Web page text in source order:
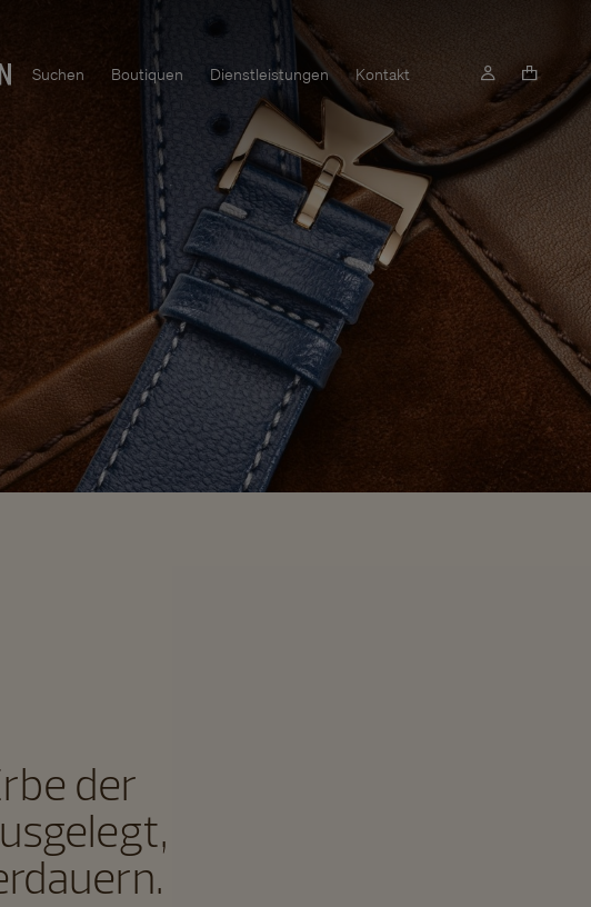
Suchen Boutiquen Dienstleistungen Kontakt
der